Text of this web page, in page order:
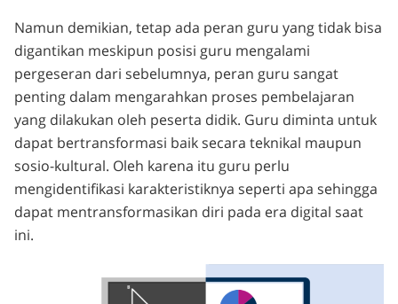
Namun demikian, tetap ada peran guru yang tidak bisa
digantikan meskipun posisi guru mengalami
pergeseran dari sebelumnya, peran guru sangat
penting dalam mengarahkan proses pembelajaran
yang dilakukan oleh peserta didik. Guru diminta untuk
dapat bertransformasi baik secara teknikal maupun
sosio-kultural. Oleh karena itu guru perlu
mengidentifikasi karakteristiknya seperti apa sehingga
dapat mentransformasikan diri pada era digital saat
ini.